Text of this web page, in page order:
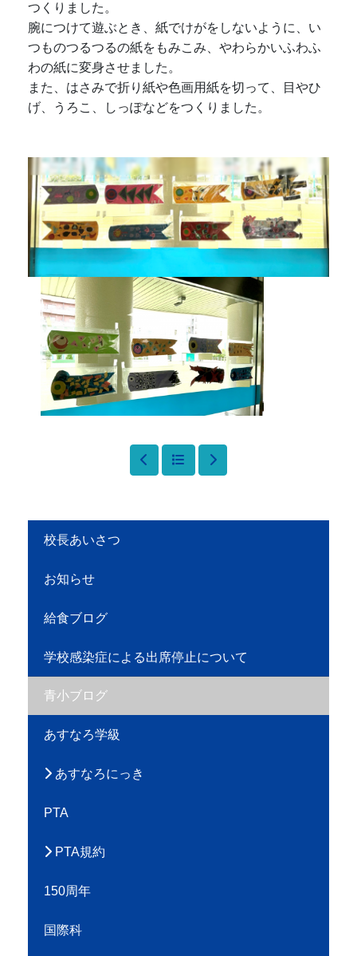
校長あいさつ
お知らせ
給食ブログ
学校感染症による出席停止について
青小ブログ
あすなろ学級
あすなろにっき
PTA
PTA規約
150周年
国際科
つくりました。
腕につけて遊ぶとき、紙でけがをしないように、い
つものつるつるの紙をもみこみ、やわらかいふわふ
わの紙に変身させました。
また、はさみで折り紙や色画用紙を切って、目やひ
げ、うろこ、しっぽなどをつくりました。